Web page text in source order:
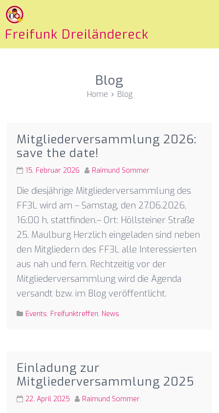
Freifunk Dreiländereck
Blog
Home Blog
Mitgliederversammlung 2026:
save the date!
15. Februar 2026 Raimund Sommer
Die diesjährige Mitgliederversammlung des
FF3L wird am – Samstag, den 27.06.2026,
16:00 h, stattfinden.– Ort: Höllsteiner Straße
25, Maulburg Herzlich eingeladen sind neben
den Mitgliedern des FF3L alle Interessierten
aus nah und fern. Rechtzeitig vor der
Mitgliederversammlung wird die Agenda
versandt bzw. im Blog veröffentlicht.
Events, Freifunktreffen, News
Einladung zur
Mitgliederversammlung 2025
22. April 2025 Raimund Sommer